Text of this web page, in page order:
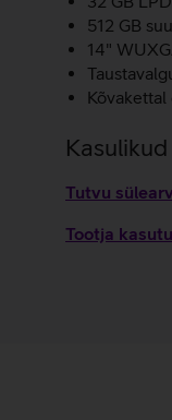
512 GB
14"
Kasulikud
Tutvu
Tootja